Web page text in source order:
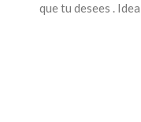
que tu desees .